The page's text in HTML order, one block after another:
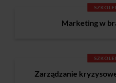
Marketing w
Zarządzanie